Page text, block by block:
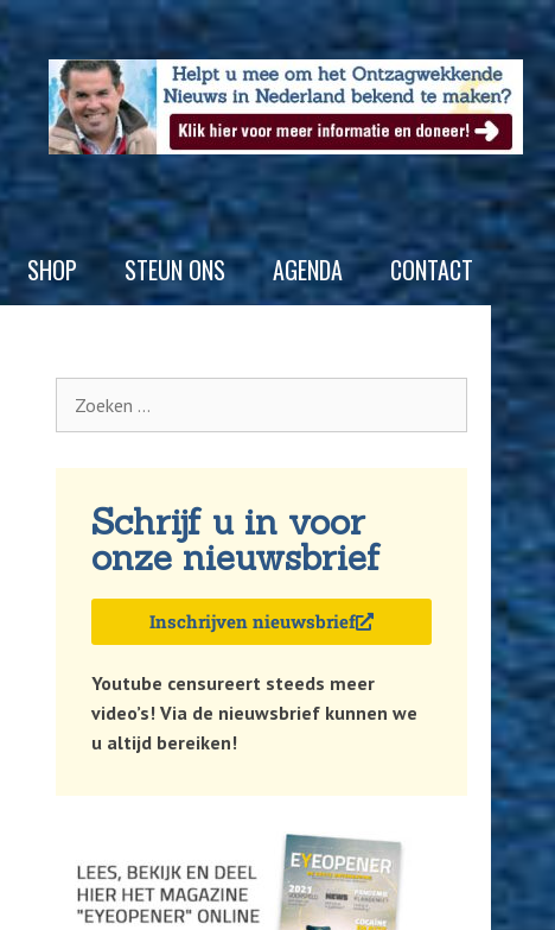
SHOP STEUN ONS AGENDA CONTACT
Schrijf u in voor
onze nieuwsbrief
Inschrijven nieuwsbrief
Youtube censureert steeds meer
video’s! Via de nieuwsbrief kunnen we
u altijd bereiken!